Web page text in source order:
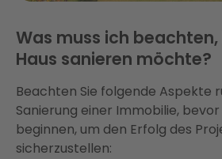
Was muss ich
Haus sanieren möchte?
Beachten Sie folgende Aspekte
Sanierung einer Immobilie,
beginnen, um den Erfolg des
sicherzustellen: